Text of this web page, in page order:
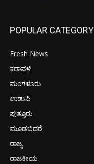
POPULAR CATEGORY
Fresh News
ಕರಾವಳಿ
ಮಂಗಳೂರು
ಉಡುಪಿ
ಪುತ್ತೂರು
ಮೂಡಬಿದರೆ
ರಾಜ್ಯ
ರಾಜಕೀಯ